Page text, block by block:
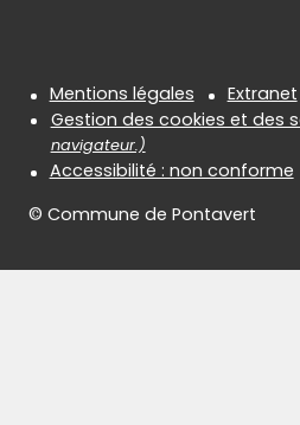
Informations
Mentions légales Extranet
Gestion des cookies et des
navigateur.)
Accessibilité : non conforme
© Commune de Pontavert